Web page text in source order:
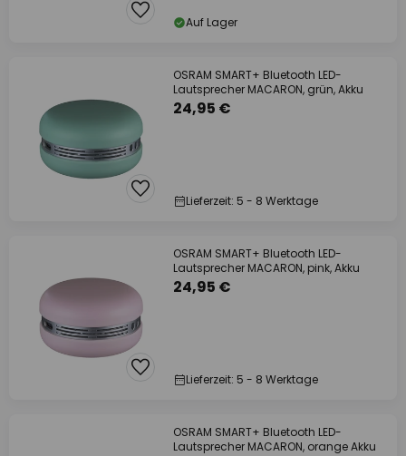
Auf Lager
OSRAM SMART+ Bluetooth LED-
Lautsprecher MACARON, grün, Akku
24,95 €
Lieferzeit: 5 - 8 Werktage
OSRAM SMART+ Bluetooth LED-
Lautsprecher MACARON, pink, Akku
24,95 €
Lieferzeit: 5 - 8 Werktage
OSRAM SMART+ Bluetooth LED-
Lautsprecher MACARON, orange Akku